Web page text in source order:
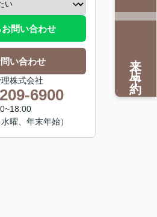
問い合わせ
い合わせ
株式会社
6900
曜、年末年始）
来店予約